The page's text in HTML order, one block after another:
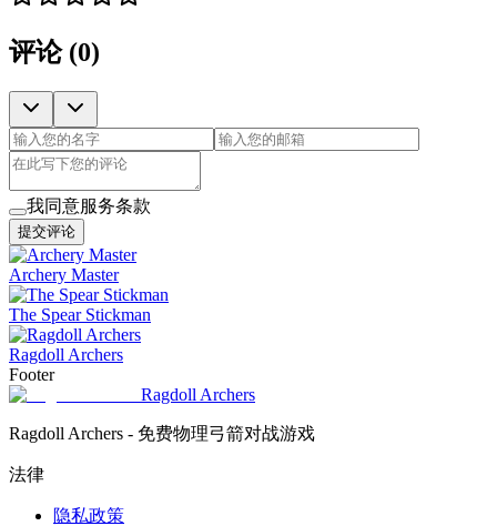
评论(0)
我同意服务条款
提交评论
Archery Master
The Spear Stickman
Ragdoll Archers
Footer
Ragdoll Archers
Ragdoll Archers - 免费物理弓箭对战游戏
法律
隐私政策